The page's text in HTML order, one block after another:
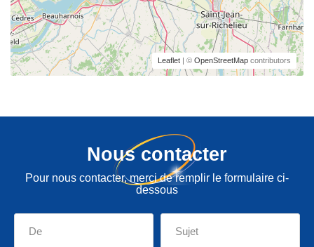
Leaflet | © OpenStreetMap contributors
Nous contacter
Pour nous contacter, merci de remplir le formulaire ci-
dessous